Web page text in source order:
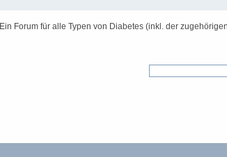
Ein Forum für alle Typen von Diabetes (inkl. der